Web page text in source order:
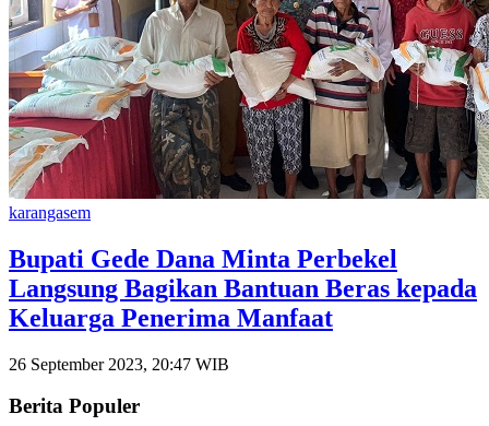
karangasem
Bupati Gede Dana Minta Perbekel
Langsung Bagikan Bantuan Beras kepada
Keluarga Penerima Manfaat
26 September 2023, 20:47 WIB
Berita Populer